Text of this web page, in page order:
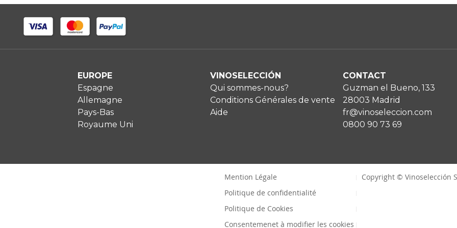
EUROPE
Espagne
Allemagne
Pays-Bas
Royaume Uni
VINOSELECCIÓN
Qui sommes-nous?
Conditions Générales de vente
Aide
CONTACT
Guzman el Bueno, 133
28003 Madrid
fr@vinoseleccion.com
0800 90 73 69
Mention Légale
Politique de confidentialité
Politique de Cookies
Consentemenet à modifier les cookies
Copyright © Vinoselección